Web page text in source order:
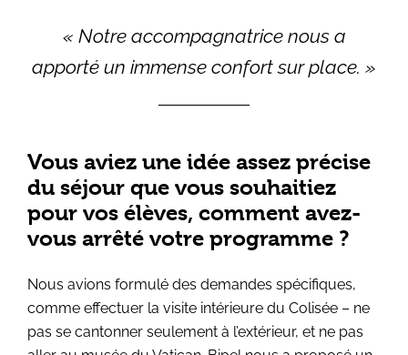
« Notre accompagnatrice nous a
apporté un immense confort sur place. »
Vous aviez une idée assez précise
du séjour que vous souhaitiez
pour vos élèves, comment avez-
vous arrêté votre programme ?
Nous avions formulé des demandes spécifiques,
comme effectuer la visite intérieure du Colisée – ne
pas se cantonner seulement à l’extérieur, et ne pas